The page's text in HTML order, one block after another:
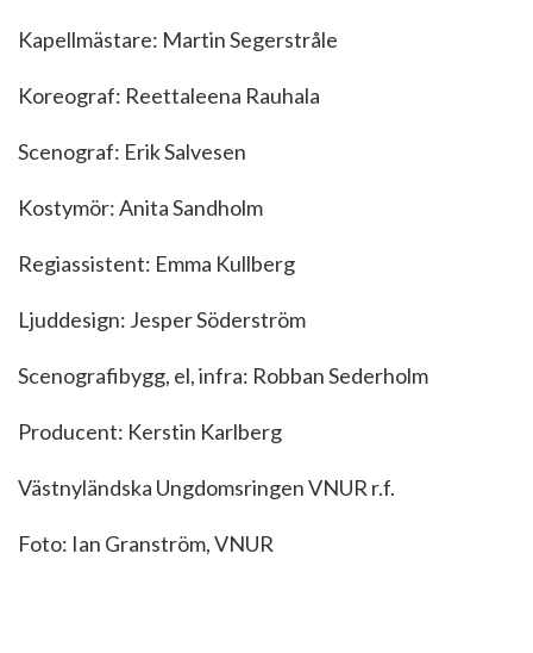
Kapellmästare: Martin Segerstråle
Koreograf: Reettaleena Rauhala
Scenograf: Erik Salvesen
Kostymör: Anita Sandholm
Regiassistent: Emma Kullberg
Ljuddesign: Jesper Söderström
Scenografibygg, el, infra: Robban Sederholm
Producent: Kerstin Karlberg
Västnyländska Ungdomsringen VNUR r.f.
Foto: Ian Granström, VNUR